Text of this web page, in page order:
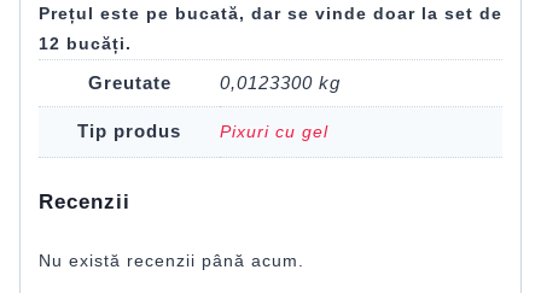
Prețul este pe bucată, dar se vinde doar la set de
12 bucăți.
Greutate 0,0123300 kg
Tip produs Pixuri cu gel
Recenzii
Nu există recenzii până acum.